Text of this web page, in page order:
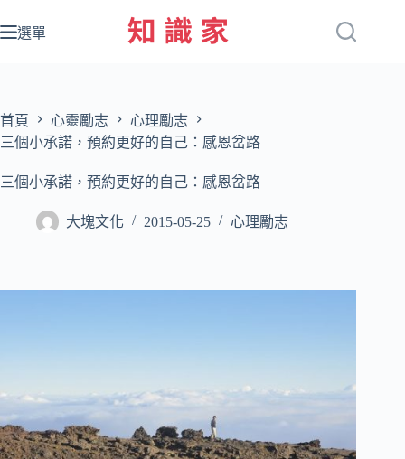
至
容
選單
首頁 心靈勵志
心理勵志
三個小承諾，預約更好的自己：感恩岔路
三個小承諾，預約更好的自己：感恩岔路
大塊文化 2015-05-25 心理勵志